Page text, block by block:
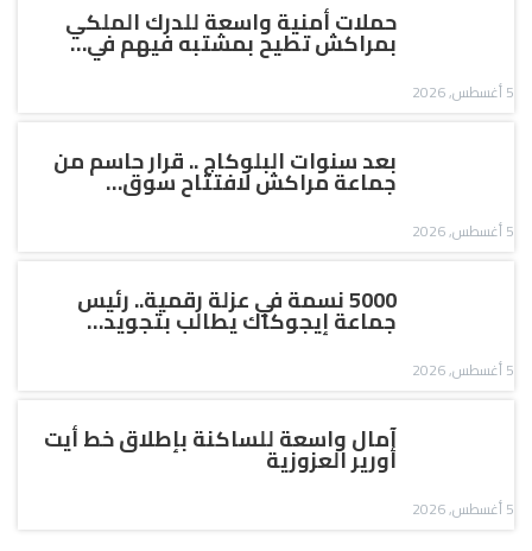
حملات أمنية واسعة للدرك الملكي
بمراكش تطيح بمشتبه فيهم في…
5 أغسطس, 2026
بعد سنوات البلوكاج .. قرار حاسم من
جماعة مراكش لافتتاح سوق…
5 أغسطس, 2026
5000 نسمة في عزلة رقمية.. رئيس
جماعة إيجوكاك يطالب بتجويد…
5 أغسطس, 2026
آمال واسعة للساكنة بإطلاق خط أيت
أورير العزوزية
5 أغسطس, 2026